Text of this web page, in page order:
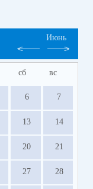
Июнь
сб вс
6 7
13 14
20 21
27 28